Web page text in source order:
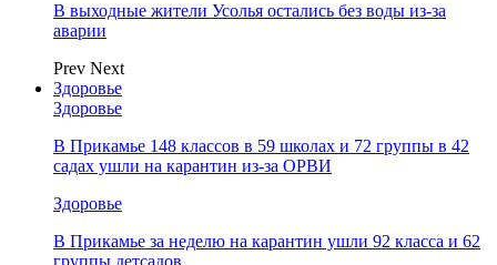
В выходные жители Усолья остались без воды из-за
аварии
Prev Next
Здоровье
Здоровье
В Прикамье 148 классов в 59 школах и 72 группы в 42
садах ушли на карантин из-за ОРВИ
Здоровье
В Прикамье за неделю на карантин ушли 92 класса и 62
группы детсадов